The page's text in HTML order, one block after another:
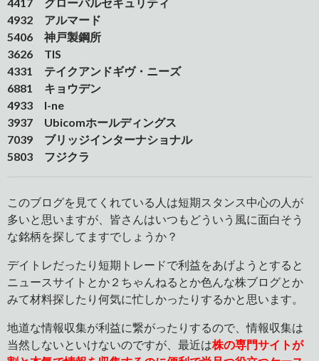
4932 アルマード
5406 神戸製鋼所
3626 TIS
4331 テイクアンドギヴ・ニーズ
6881 キョウデン
4933 I-ne
3937 Ubicomホールディングス
7039 ブリッジインターナショナル
5803 フジクラ
このブログを見てくれている人は短期スタンス中心の人が
多いと思いますが、皆さんはいつもどういう風に面白そう
な銘柄を探してますでしょうか？
デイトレだったり短期トレードで利益をあげようとすると
ニュースサイトとか２ちゃんねるとか色んな株ブログとか
みて材料探したり何気に忙しかったりするかと思います。
地道な情報収集が利益に繋がったりするので、情報収集は
当然しないといけないのですが、最近は株の専門サイトが